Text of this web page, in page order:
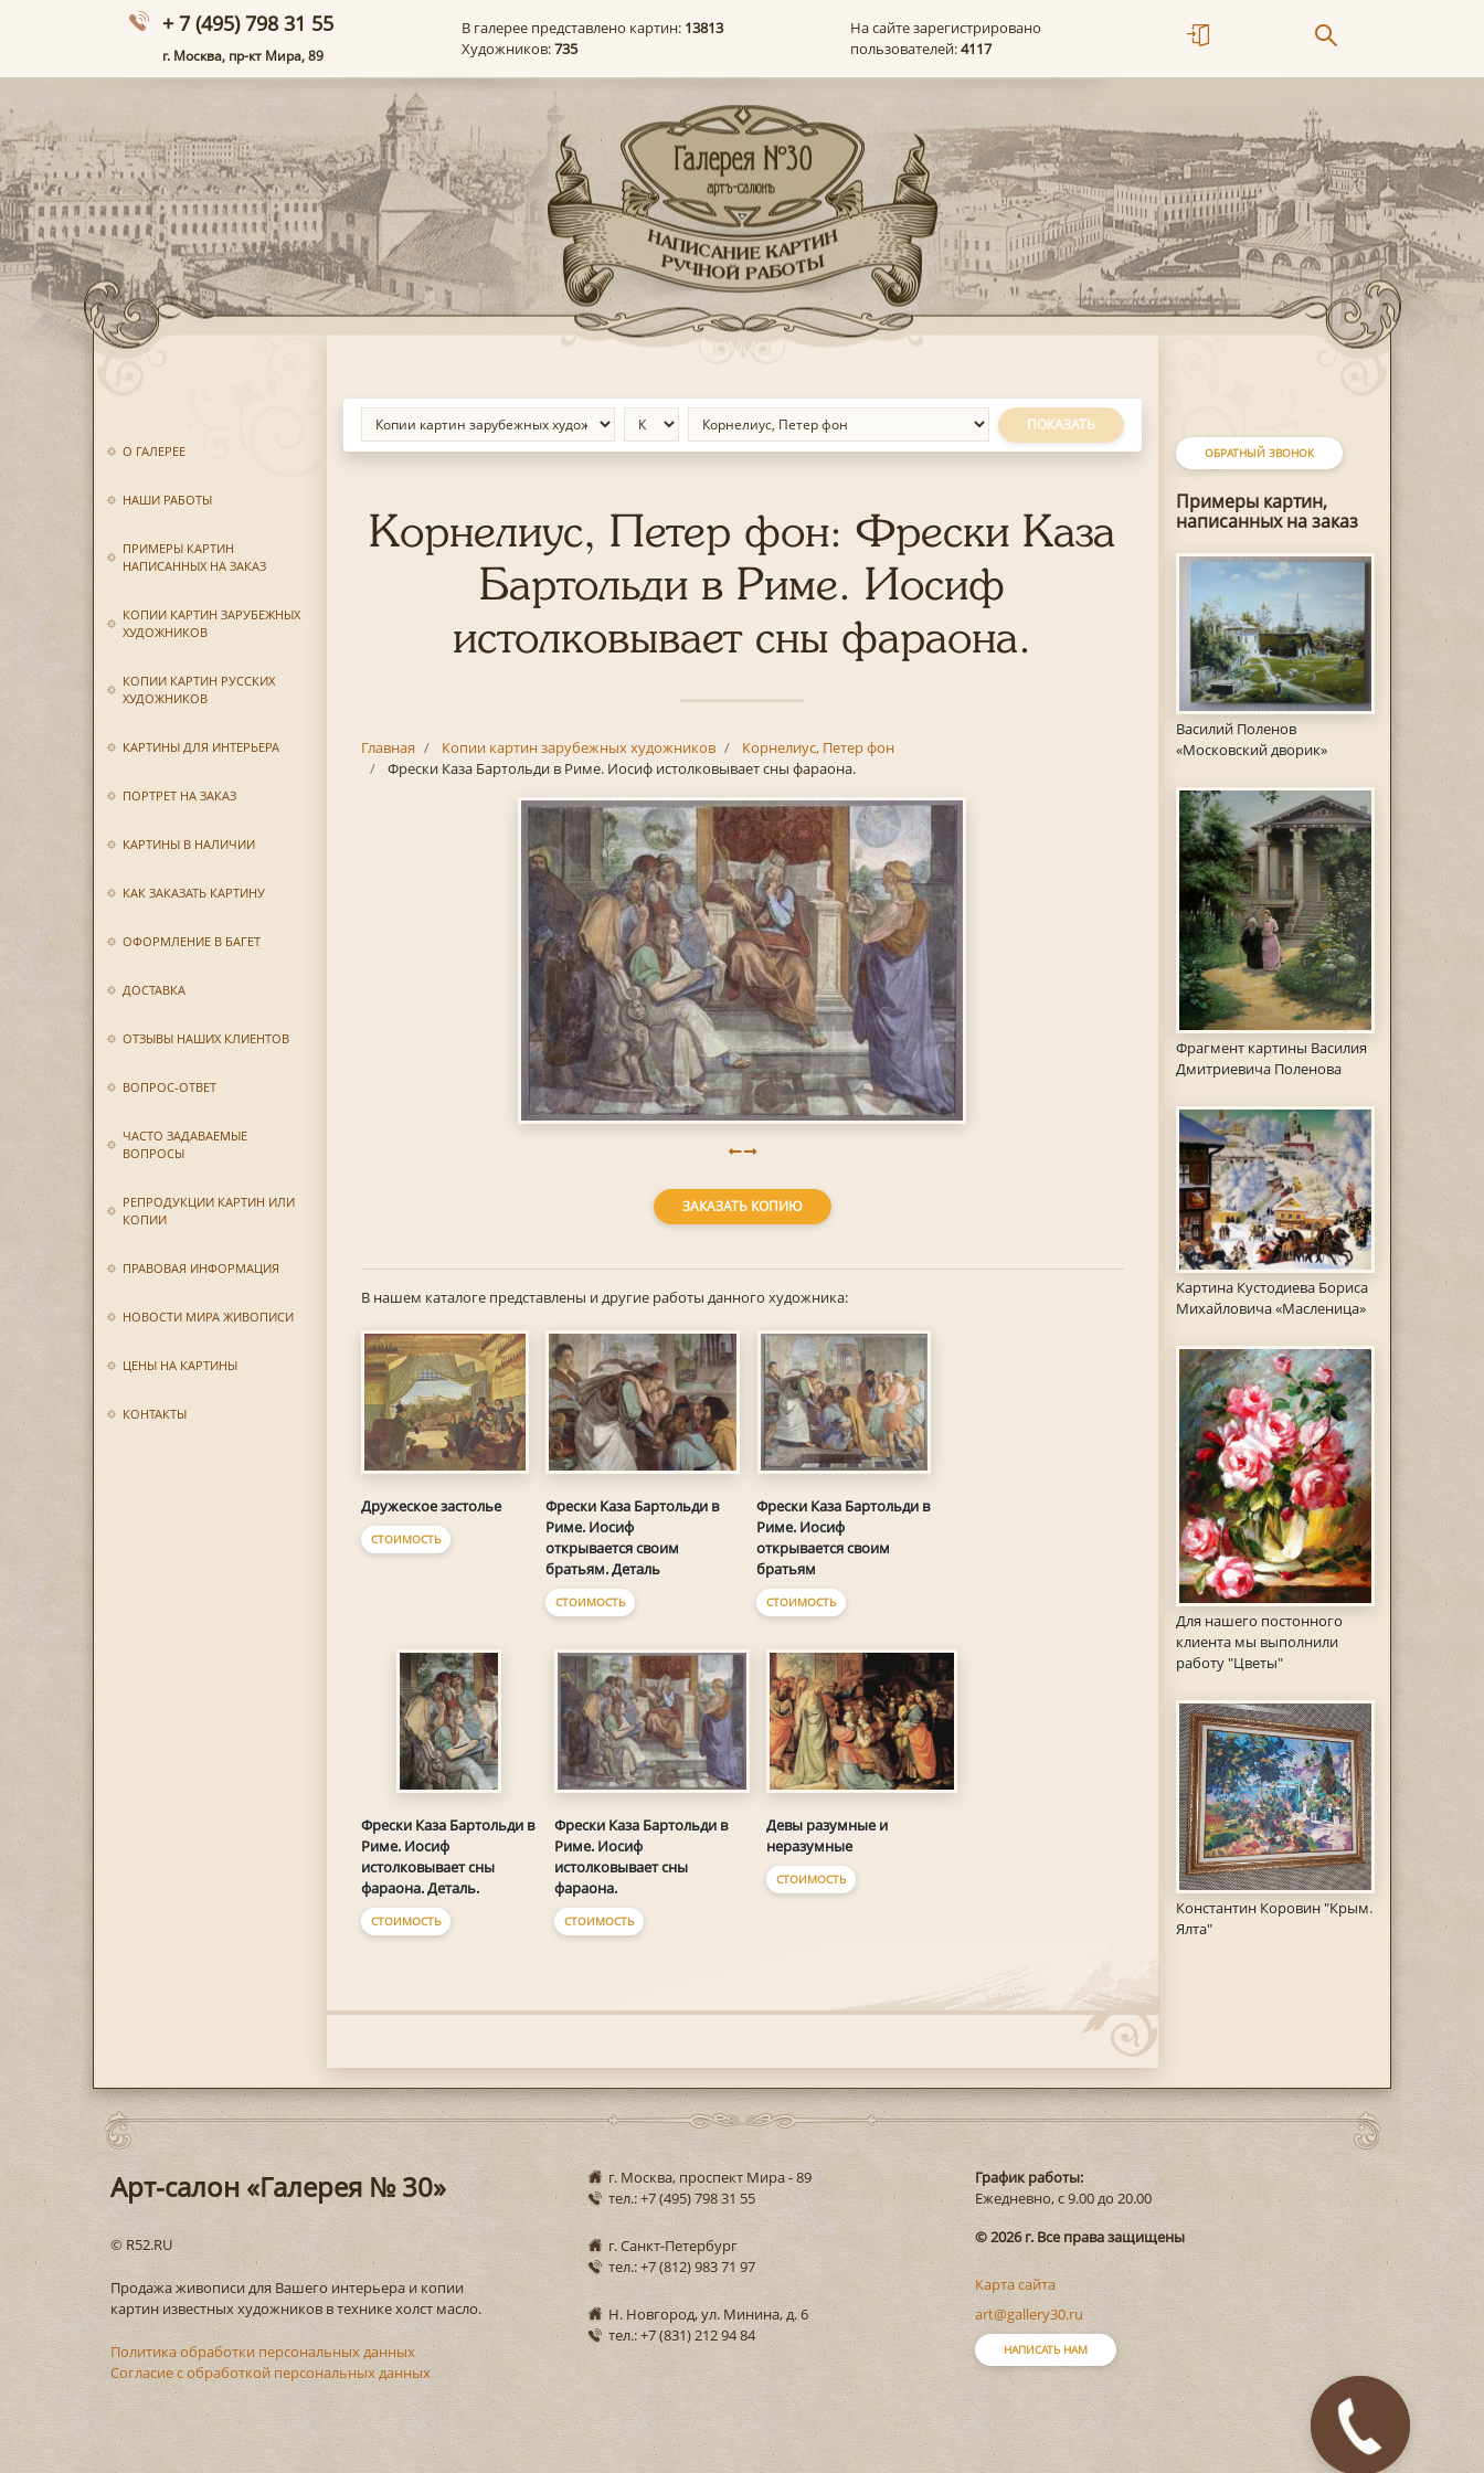
+ 7 (495) 798 31 55
г. Москва, пр-кт Мира, 89
В галерее представлено картин: 13813
Художников:735
На сайте зарегистрировано
пользователей:4117
О ГАЛЕРЕЕ
НАШИ РАБОТЫ
ПРИМЕРЫ КАРТИН
НАПИСАННЫХ НА ЗАКАЗ
КОПИИ КАРТИН ЗАРУБЕЖНЫХ
ХУДОЖНИКОВ
КОПИИ КАРТИН РУССКИХ
ХУДОЖНИКОВ
КАРТИНЫ ДЛЯ ИНТЕРЬЕРА
ПОРТРЕТ НА ЗАКАЗ
КАРТИНЫ В НАЛИЧИИ
КАК ЗАКАЗАТЬ КАРТИНУ
ОФОРМЛЕНИЕ В БАГЕТ
ДОСТАВКА
ОТЗЫВЫ НАШИХ КЛИЕНТОВ
ВОПРОС-ОТВЕТ
ЧАСТО ЗАДАВАЕМЫЕ
ВОПРОСЫ
РЕПРОДУКЦИИ КАРТИН ИЛИ
КОПИИ
ПРАВОВАЯ ИНФОРМАЦИЯ
НОВОСТИ МИРА ЖИВОПИСИ
ЦЕНЫ НА КАРТИНЫ
КОНТАКТЫ
ОБРАТНЫЙ ЗВОНОК
Примеры картин,
написанных на заказ
Василий Поленов
«Московский дворик»
Фрагмент картины Василия
Дмитриевича Поленова
Картина Кустодиева Бориса
Михайловича «Масленица»
Для нашего постонного
клиента мы выполнили
работу "Цветы"
Константин Коровин "Крым.
Ялта"
ПОКАЗАТЬ
Корнелиус, Петер фон: Фрески Каза
Бартольди в Риме. Иосиф
истолковывает сны фараона.
Главная Копии картин зарубежных художников
Корнелиус, Петер фон
Фрески Каза Бартольди в Риме. Иосиф истолковывает сны фараона.
ЗАКАЗАТЬ КОПИЮ
В нашем каталоге представлены и другие работы данного художника:
Дружеское застолье
СТОИМОСТЬ
Фрески Каза Бартольди в
Риме. Иосиф
открывается своим
братьям. Деталь
СТОИМОСТЬ
Фрески Каза Бартольди в
Риме. Иосиф
открывается своим
братьям
СТОИМОСТЬ
Фрески Каза Бартольди в
Риме. Иосиф
истолковывает сны
фараона. Деталь.
СТОИМОСТЬ
Фрески Каза Бартольди в
Риме. Иосиф
истолковывает сны
фараона.
СТОИМОСТЬ
Девы разумные и
неразумные
СТОИМОСТЬ
Арт-салон «Галерея № 30»
© R52.RU
Продажа живописи для Вашего интерьера и копии
картин известных художников в технике холст масло.
Политика обработки персональных данных
Согласие с обработкой персональных данных
г. Москва, проспект Мира - 89
тел.: +7 (495) 798 31 55
г. Санкт-Петербург
тел.: +7 (812) 983 71 97
Н. Новгород, ул. Минина, д. 6
тел.: +7 (831) 212 94 84
График работы:
Ежедневно, с 9.00 до 20.00
© 2026 г. Все права защищены
Карта сайта
art@gallery30.ru
НАПИСАТЬ НАМ